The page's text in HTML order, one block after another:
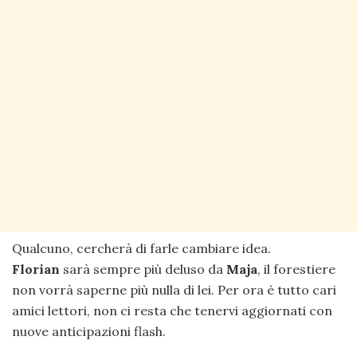
Qualcuno, cercherà di farle cambiare idea.
Florian sarà sempre più deluso da Maja, il forestiere
non vorrà saperne più nulla di lei. Per ora è tutto cari
amici lettori, non ci resta che tenervi aggiornati con
nuove anticipazioni flash.